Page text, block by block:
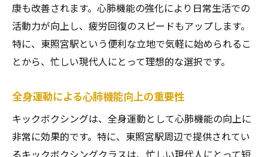
康も改善されます。心肺機能の強化により日常生活での
活動力が向上し、疲労回復のスピードもアップします。
特に、東照宮駅という便利な立地で気軽に始められるこ
とから、忙しい現代人にとって理想的な選択です。
全身運動による心肺機能向上の重要性
キックボクシングは、全身運動として心肺機能の向上に
非常に効果的です。特に、東照宮駅周辺で提供されてい
るキックボクシングクラスは、忙しい現代人にとって短